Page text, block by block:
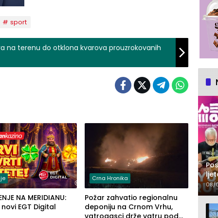
sport
na terenu do otklona kvarova prouzrokovanih
NA MERIDIANU:
EGT Digital
Crna Hronika
Požar zahvatio regionalnu
deponiju na Crnom Vrhu,
08/